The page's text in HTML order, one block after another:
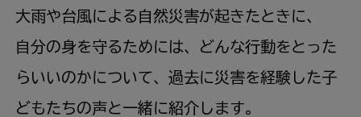
大雨や台風による 自然災害が起きたときに、
自分の身を守るためには、どんな行動をとった
らいいのかについて、過去に災害を経験 した子
どもたちの声と 一緒に紹介 します。